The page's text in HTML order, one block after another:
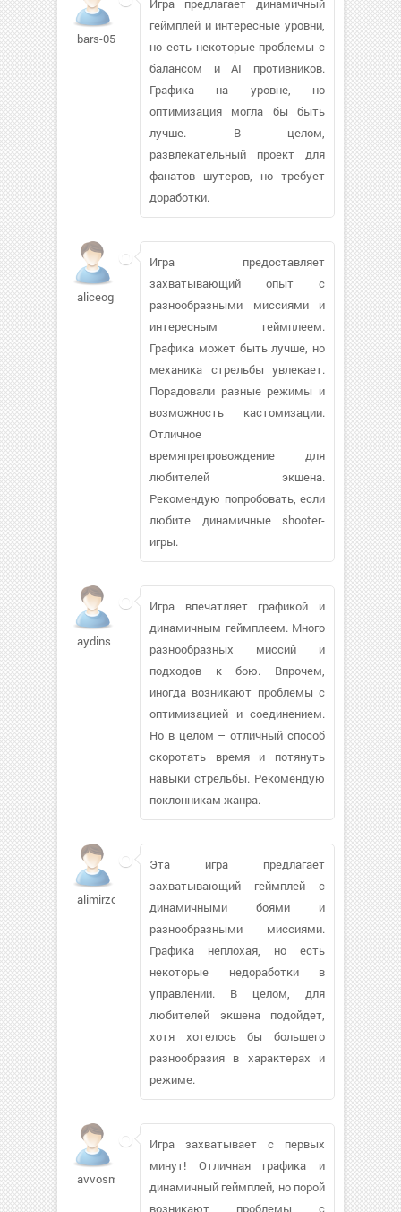
bars-05
геймплей и интересные уровни,
но есть некоторые проблемы с
балансом и AI противников.
Графика на уровне, но
оптимизация могла бы быть
лучше. В целом,
развлекательный проект для
фанатов шутеров, но требует
доработки.
aliceogier
Игра предоставляет
захватывающий опыт с
разнообразными миссиями и
интересным геймплеем.
Графика может быть лучше, но
механика стрельбы увлекает.
Порадовали разные режимы и
возможность кастомизации.
Отличное
времяпрепровождение для
любителей экшена.
Рекомендую попробовать, если
любите динамичные shooter-
игры.
aydins
Игра впечатляет графикой и
динамичным геймплеем. Много
разнообразных миссий и
подходов к бою. Впрочем,
иногда возникают проблемы с
оптимизацией и соединением.
Но в целом – отличный способ
скоротать время и потянуть
навыки стрельбы. Рекомендую
поклонникам жанра.
alimirzoev233
Эта игра предлагает
захватывающий геймплей с
динамичными боями и
разнообразными миссиями.
Графика неплохая, но есть
некоторые недоработки в
управлении. В целом, для
любителей экшена подойдет,
хотя хотелось бы большего
разнообразия в характерах и
режиме.
avvosm952
Игра захватывает с первых
минут! Отличная графика и
динамичный геймплей, но порой
возникают проблемы с